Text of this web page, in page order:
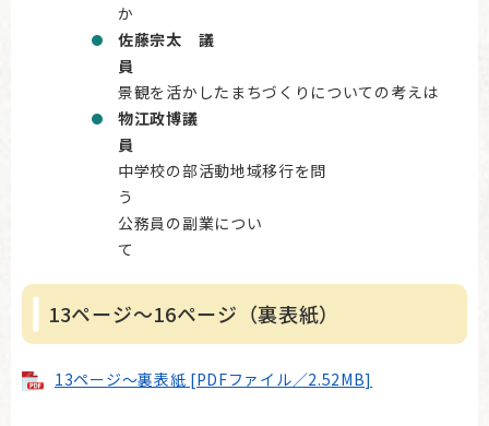
佐藤宗太 議
景観を活かしたまちづくりについての考えは
物江政博議
中学校の部活動地域移行を問
公務員の副業につい
13ページ～16ページ（裏表紙）
13ページ～裏表紙 [PDFファイル／2.52MB]